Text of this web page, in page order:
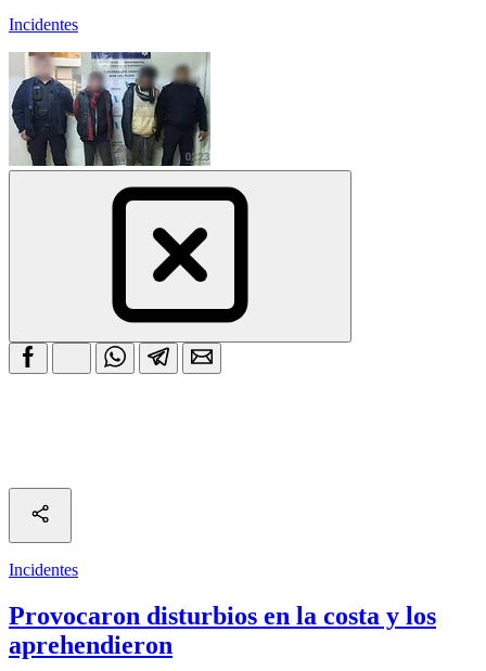
Incidentes
Incidentes
Provocaron disturbios en la costa y los
aprehendieron